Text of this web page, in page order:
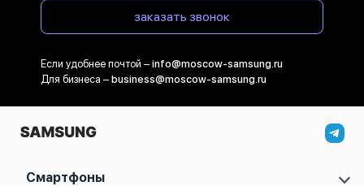
заказать звонок
Если удобнее почтой – info@moscow-samsung.ru
Для бизнеса – business@moscow-samsung.ru
Смартфоны